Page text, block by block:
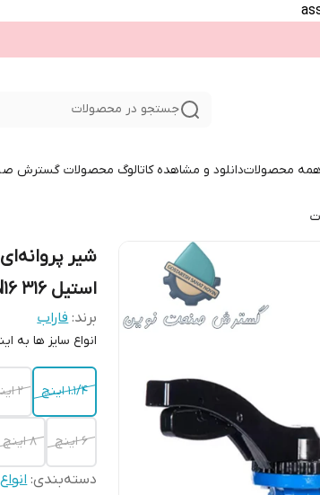
جستجو در محصولات
همه محصولاتدانلود و مشاهده کاتالوگ محصولات گسترش
شیر
استیل 316 PN16 فاراب
برند: فاراب
انواع سایز ها به
1.1/4 اینچ 2 اینچ
6 اینچ 8 اینچ
دسته‌بندی: